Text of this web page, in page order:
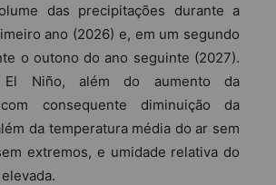
das precipitações durante a
ano (2026) e, em um segundo
o outono do ano seguinte (2027).
Niño, além do aumento da
consequente diminuição da
da temperatura média do ar sem
extremos, e umidade relativa do